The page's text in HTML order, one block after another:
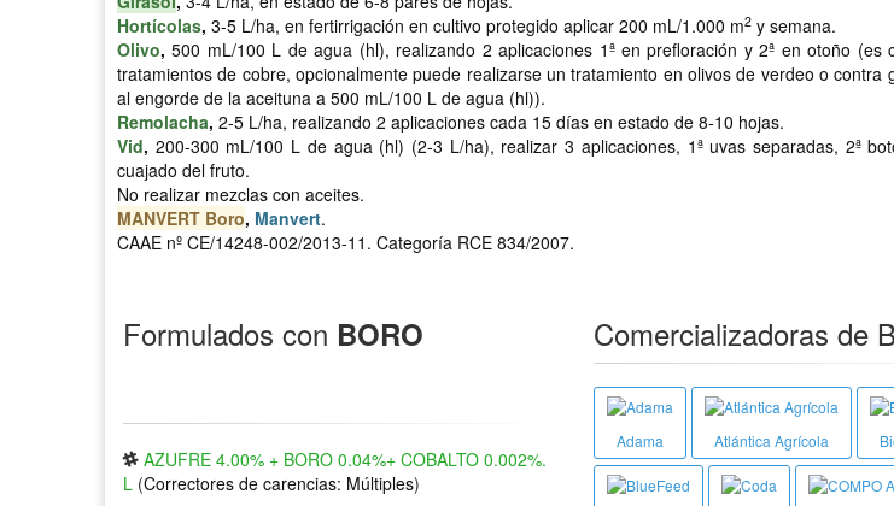
Hortícolas, 3-5 L/ha, en fertirrigación en cultivo protegido aplicar 200 mL/1.000 m2 y semana.
Olivo, 500 mL/100 L de agua (hl), realizando 2 aplicaciones 1ª en prefloración y 2ª en otoño (es
tratamientos de cobre, opcionalmente puede realizarse un tratamiento en olivos de verdeo o contra
al engorde de la aceituna a 500 mL/100 L de agua (hl)).
Remolacha, 2-5 L/ha, realizando 2 aplicaciones cada 15 días en estado de 8-10 hojas.
Vid, 200-300 mL/100 L de agua (hl) (2-3 L/ha), realizar 3 aplicaciones, 1ª uvas separadas, 2ª
cuajado del fruto.
No realizar mezclas con aceites.
MANVERT Boro, Manvert.
CAAE nº CE/14248-002/2013-11. Categoría RCE 834/2007.
Formulados con BORO
AZUFRE 4.00% + BORO 0.04%+ COBALTO 0.002%.
L (Correctores de carencias: Múltiples)
Comercializadoras de
Adama Atlántica Agrícola